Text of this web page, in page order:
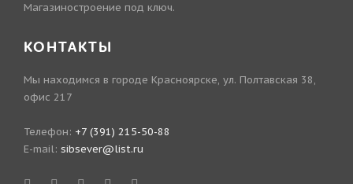
Магазиностроение под ключ.
КОНТАКТЫ
Мы находимся в городе Красноярске, ул. Полтавская 38,
офис 217
Телефон: +7 (391) 215-50-88
E-mail: sibsever@list.ru